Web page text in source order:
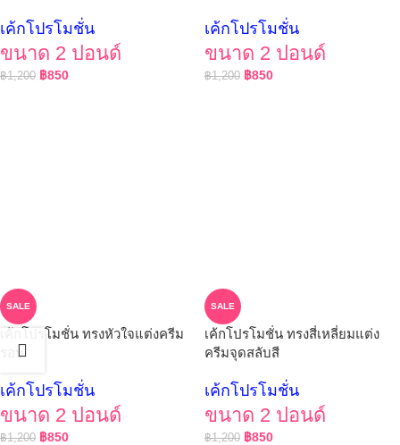
เค้กโปรโมชั่น
ขนาด 2 ปอนด์
฿1,200 ฿850
เค้กโปรโมชั่น
ขนาด 2 ปอนด์
฿1,200 ฿850
SALE
เค้กโปรโมชั่น ทรงหัวใจแต่งครีม
รอบ
เค้กโปรโมชั่น
ขนาด 2 ปอนด์
฿1,200 ฿850
SALE
เค้กโปรโมชั่น ทรงสี่เหลี่ยมแต่ง
ครีมจุดสลับสี
เค้กโปรโมชั่น
ขนาด 2 ปอนด์
฿1,200 ฿850